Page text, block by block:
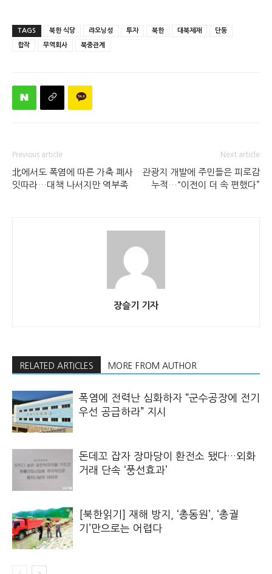
TAGS 북한 식당 랴오닝성 투자 북한 대북제재 단둥
합작 무역회사 북중관계
Previous article
北에서도 폭염에 따른 가축 폐사
잇따라…대책 나서지만 역부족
Next article
관광지 개발에 주민들은 피로감
누적…“이전이 더 속 편했다”
장슬기 기자
RELATED ARTICLES MORE FROM AUTHOR
폭염에 전력난 심화하자 “군수공장에 전기
우선 공급하라” 지시
돈데꼬 잡자 장마당이 환전소 됐다…외화
거래 단속 ‘풍선효과’
[북한읽기] 재해 방지, ‘총동원’, ‘총궐
기’만으로는 어렵다